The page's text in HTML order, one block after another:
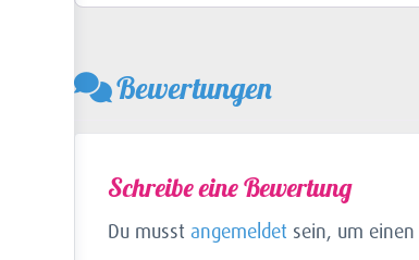
Bewertungen
Schreibe eine Bewertung
Du musst angemeldet sein, um